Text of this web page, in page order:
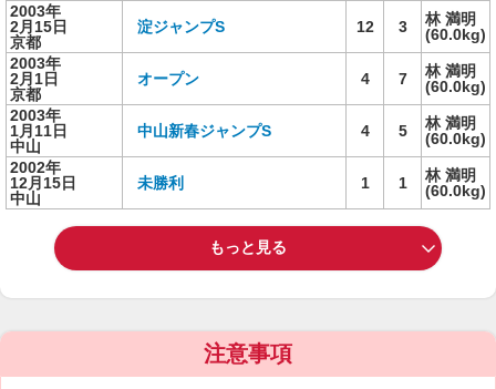
2003年
2月15日
京都
淀ジャンプS 12 3
林 満明
(60.0kg)
2003年
2月1日
京都
オープン 4 7
林 満明
(60.0kg)
2003年
1月11日
中山
中山新春ジャンプS 4 5
林 満明
(60.0kg)
2002年
12月15日
中山
未勝利 1 1
林 満明
(60.0kg)
もっと見る
注意事項